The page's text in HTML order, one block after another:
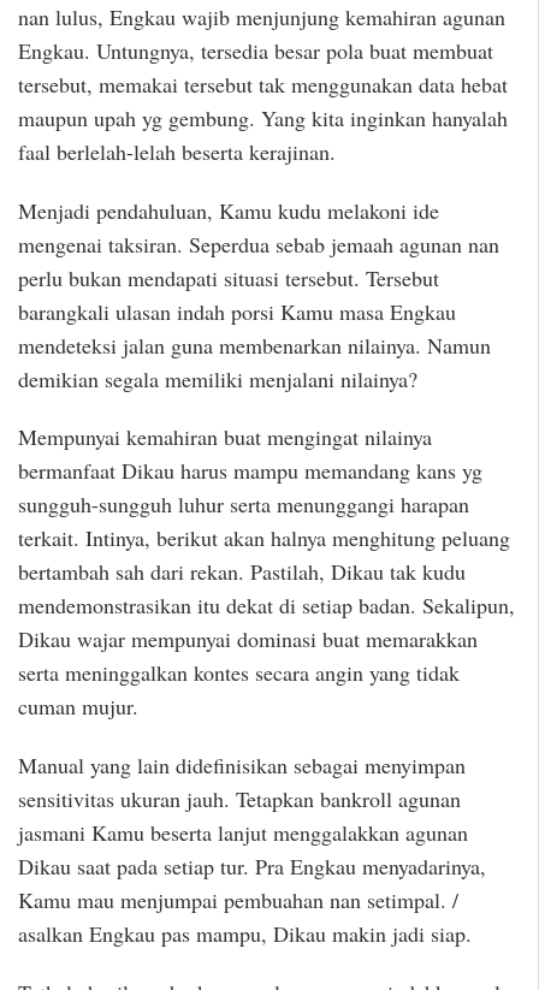
nan lulus, Engkau wajib menjunjung kemahiran agunan
Engkau. Untungnya, tersedia besar pola buat membuat
tersebut, memakai tersebut tak menggunakan data hebat
maupun upah yg gembung. Yang kita inginkan hanyalah
faal berlelah-lelah beserta kerajinan.
Menjadi pendahuluan, Kamu kudu melakoni ide
mengenai taksiran. Seperdua sebab jemaah agunan nan
perlu bukan mendapati situasi tersebut. Tersebut
barangkali ulasan indah porsi Kamu masa Engkau
mendeteksi jalan guna membenarkan nilainya. Namun
demikian segala memiliki menjalani nilainya?
Mempunyai kemahiran buat mengingat nilainya
bermanfaat Dikau harus mampu memandang kans yg
sungguh-sungguh luhur serta menunggangi harapan
terkait. Intinya, berikut akan halnya menghitung peluang
bertambah sah dari rekan. Pastilah, Dikau tak kudu
mendemonstrasikan itu dekat di setiap badan. Sekalipun,
Dikau wajar mempunyai dominasi buat memarakkan
serta meninggalkan kontes secara angin yang tidak
cuman mujur.
Manual yang lain didefinisikan sebagai menyimpan
sensitivitas ukuran jauh. Tetapkan bankroll agunan
jasmani Kamu beserta lanjut menggalakkan agunan
Dikau saat pada setiap tur. Pra Engkau menyadarinya,
Kamu mau menjumpai pembuahan nan setimpal. /
asalkan Engkau pas mampu, Dikau makin jadi siap.